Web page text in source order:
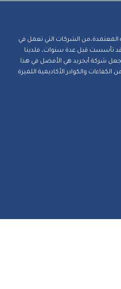
المعتمدة،من الشركات التي تعمل في
تأسست قبل عدة سنوات، فلدينا
شركة أبجريد هي الأفضل في هذا
والكوادر الأكاديمية اللميزة